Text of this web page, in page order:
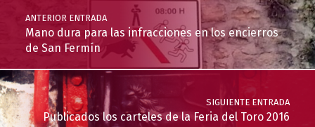
ANTERIOR ENTRADA
Mano dura para las infracciones en los encierros
de San Fermín
SIGUIENTE ENTRADA
Publicados los carteles de la Feria del Toro 2016